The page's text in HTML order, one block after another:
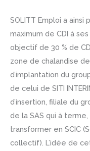
SOLITT Emploi a ainsi
maximum de CDI à
objectif de 30 % de
zone de chalandise
d’implantation du
de celui de SITI
d’insertion, filiale du
de la SAS qui à terme,
transformer en SCIC
collectif). L’idée de